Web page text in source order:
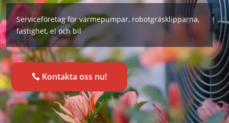
Serviceföretag för värmepumpar, robotgräsklipparna,
fastighet, el och bil
Kontakta oss nu!